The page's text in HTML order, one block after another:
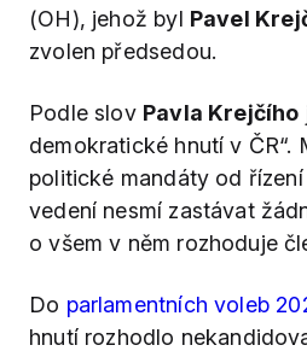
(OH), jehož byl Pavel
zvolen předsedou.
Podle slov Pavla Krejčího
demokratické hnutí v ČR“.
politické mandáty od
vedení nesmí zastávat
o všem v něm rozhoduje
Do parlamentních voleb
hnutí rozhodlo